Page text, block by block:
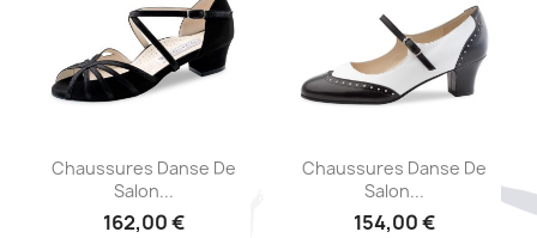
Aperçu rapide
Chaussures Danse De
Salon...
162,00 €
Aperçu rapide
Chaussures Danse De
Salon...
154,00 €